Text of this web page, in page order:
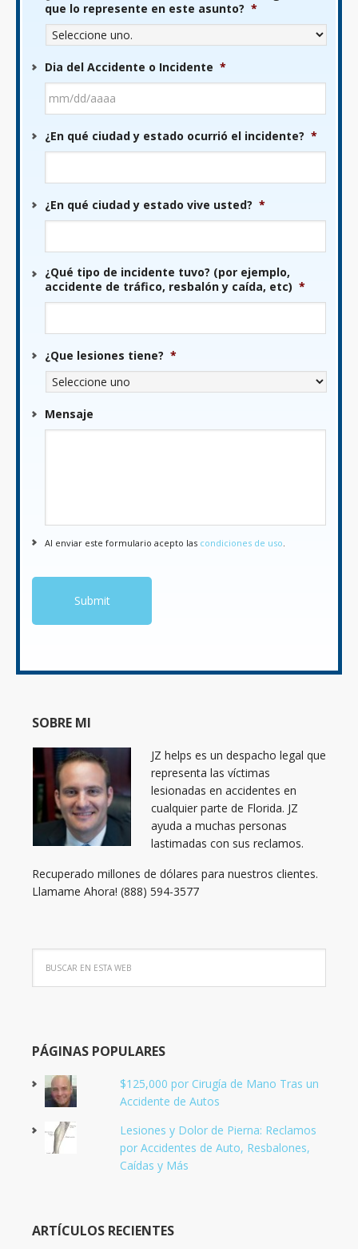
que lo represente en este asunto? *
Dia del Accidente o Incidente *
barra
DD
¿En qué ciudad y estado ocurrió el incidente? *
¿En qué ciudad y estado vive usted? *
¿Qué tipo de incidente tuvo? (por ejemplo,
accidente de tráfico, resbalón y caída, etc) *
¿Que lesiones tiene? *
Mensaje
Al enviar este formulario acepto las condiciones de uso
SOBRE MI
JZ helps es un despacho legal que
representa las víctimas
lesionadas en accidentes en
cualquier parte de Florida. JZ
ayuda a muchas personas
lastimadas con sus reclamos.
Recuperado millones de dólares para nuestros clientes.
Llamame Ahora! (888) 594-3577
PÁGINAS POPULARES
$125,000 por Cirugía de Mano Tras un
Accidente de Autos
Lesiones y Dolor de Pierna: Reclamos
por Accidentes de Auto, Resbalones,
Caídas y Más
ARTÍCULOS RECIENTES